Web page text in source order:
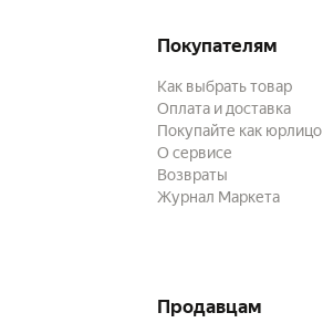
Покупателям
Как выбрать товар
Оплата и доставка
Покупайте как юрлицо
О сервисе
Возвраты
Журнал Маркета
Продавцам